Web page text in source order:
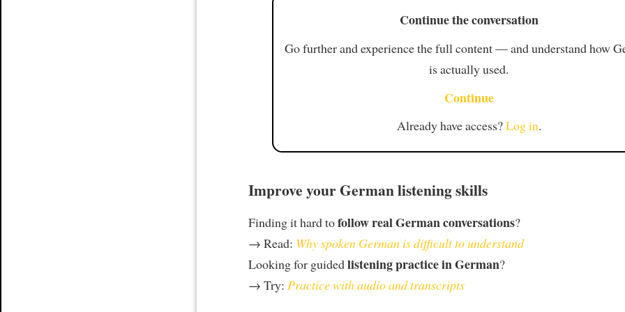
Continue the conversation
Go further and experience the full content — and understand how
is actually used.
Continue
Already have access?Log in.
Improve your German listening skills
Finding it hard tofollow real German conversations?
→ Read: Why spoken German is difficult to understand
Looking for guidedlistening practice in German?
→ Try: Practice with audio and transcripts